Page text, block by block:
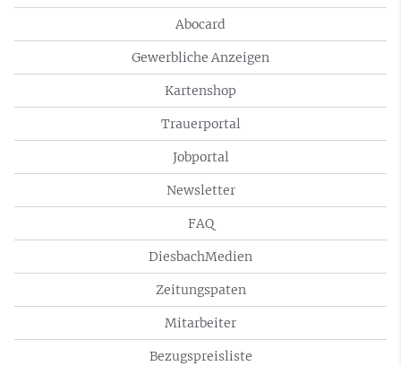
Abocard
Gewerbliche Anzeigen
Kartenshop
Trauerportal
Jobportal
Newsletter
FAQ
DiesbachMedien
Zeitungspaten
Mitarbeiter
Bezugspreisliste